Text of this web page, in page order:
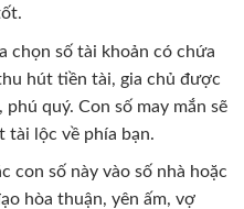
chọn số tài khoản có chứa
hút tiền tài, gia chủ được
quý. Con số may mắn sẽ
tài lộc về phía bạn.
con số này vào số nhà hoặc
hòa thuận, yên ấm, vợ